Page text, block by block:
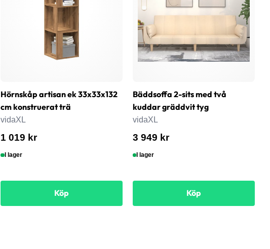
Hörnskåp artisan ek 33x33x132
cm konstruerat trä
vidaXL
1 019 kr
I lager
Köp
Bäddsoffa 2-sits med två
kuddar gräddvit tyg
vidaXL
3 949 kr
I lager
Köp